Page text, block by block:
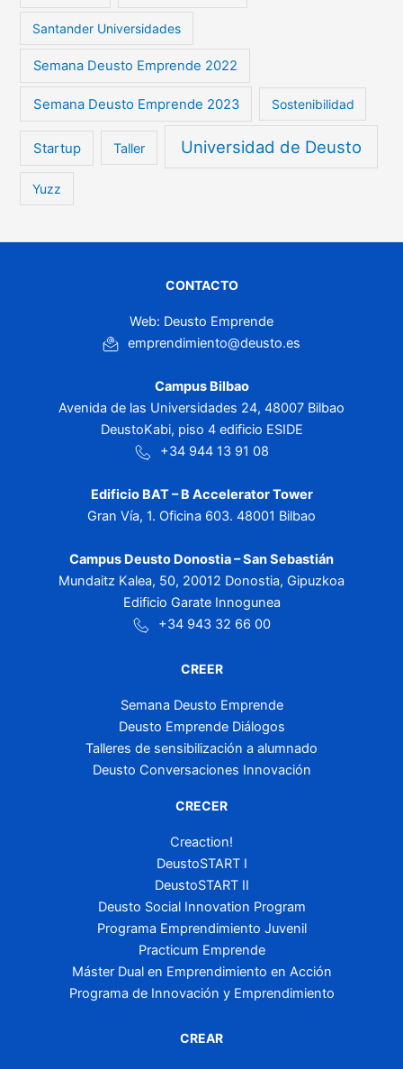
Santander Universidades
Semana Deusto Emprende 2022
Semana Deusto Emprende 2023 Sostenibilidad
Startup Taller Universidad de Deusto
Yuzz
CONTACTO
Web: Deusto Emprende
emprendimiento@deusto.es
Campus Bilbao
Avenida de las Universidades 24, 48007 Bilbao
DeustoKabi, piso 4 edificio ESIDE
+34 944 13 91 08
Edificio BAT – B Accelerator Tower
Gran Vía, 1. Oficina 603. 48001 Bilbao
Campus Deusto Donostia – San Sebastián
Mundaitz Kalea, 50, 20012 Donostia, Gipuzkoa
Edificio Garate Innogunea
+34 943 32 66 00
CREER
Semana Deusto Emprende
Deusto Emprende Diálogos
Talleres de sensibilización a alumnado
Deusto Conversaciones Innovación
CRECER
Creaction!
DeustoSTART I
DeustoSTART II
Deusto Social Innovation Program
Programa Emprendimiento Juvenil
Practicum Emprende
Máster Dual en Emprendimiento en Acción
Programa de Innovación y Emprendimiento
CREAR